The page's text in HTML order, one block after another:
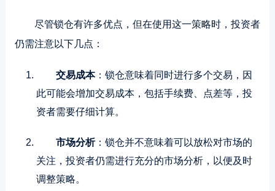
尽管锁仓有许多优点，但在使用这一策略时，投资者
仍需注意以下几点：
交易成本：锁仓意味着同时进行多个交易，因
此可能会增加交易成本，包括手续费、点差等，投
资者需要仔细计算。
市场分析：锁仓并不意味着可以放松对市场的
关注，投资者仍需进行充分的市场分析，以便及时
调整策略。